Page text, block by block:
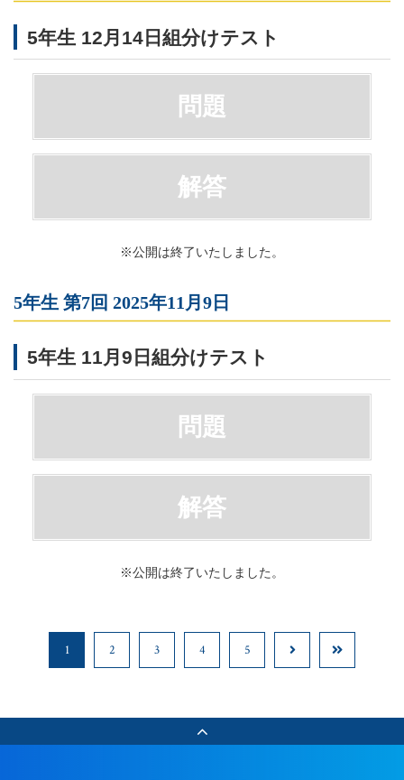
5年生 12月14日組分けテスト
問題
解答
※公開は終了いたしました。
5年生 第7回 2025年11月9日
5年生 11月9日組分けテスト
問題
解答
※公開は終了いたしました。
1 2 3 4 5